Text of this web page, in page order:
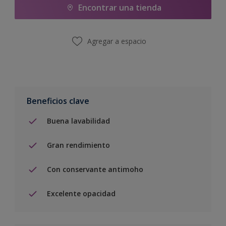
Encontrar una tienda
Agregar a espacio
Beneficios clave
Buena lavabilidad
Gran rendimiento
Con conservante antimoho
Excelente opacidad